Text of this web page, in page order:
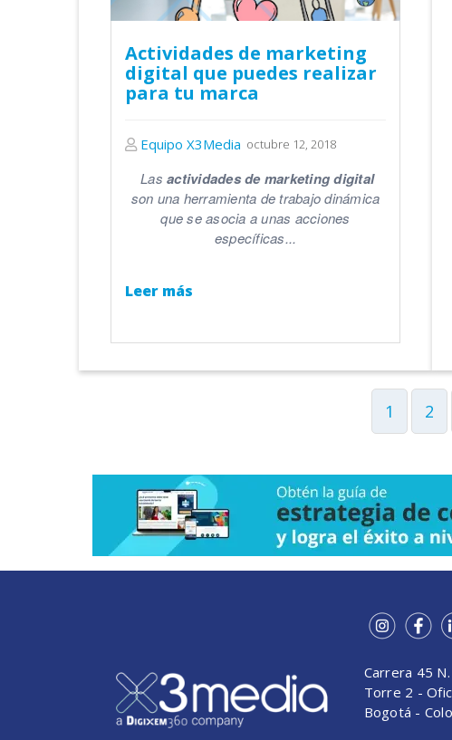
Actividades de marketing
digital que puedes realizar
para tu marca
Equipo X3Media octubre 12, 2018
Las actividadesdemarketing digital
son una herramienta de trabajo dinámica
que se asocia a unas acciones
específicas...
Leer más
1 2
Carrera 45
Torre 2 -
Bogotá -